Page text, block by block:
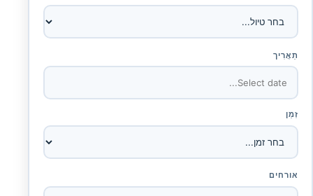
תַאֲרִיך
זְמַן
אורחים